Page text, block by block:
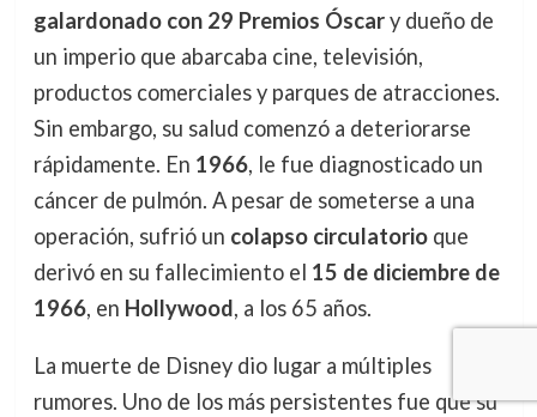
galardonado con 29 Premios Óscary dueño de
un imperio que abarcaba cine, televisión,
productos comerciales y parques de atracciones.
Sin embargo, su salud comenzó a deteriorarse
rápidamente. En 1966, le fue diagnosticado un
cáncer de pulmón. A pesar de someterse a una
operación, sufrió un colapso circulatorioque
derivó en su fallecimiento el 15 de diciembre de
1966, en Hollywood, a los 65 años.
La muerte de Disney dio lugar a múltiples
rumores. Uno de los más persistentes fue que su